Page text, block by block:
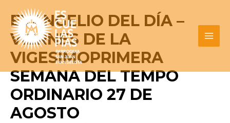
content
EVANGELIO DEL DÍA –
VIERNES DE LA
VIGESIMOPRIMERA
SEMANA DEL TEMPO
ORDINARIO 27 DE
AGOSTO
navigation